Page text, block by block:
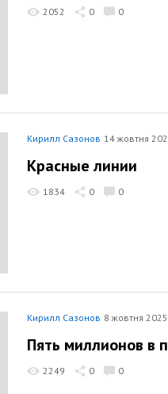
2052 0 0
Кирилл Сазонов 14 жовтня
Красные линии
1834 0 0
Кирилл Сазонов 8 жовтня
Пять миллионов в
2249 0 0